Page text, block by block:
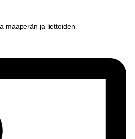
maaperän ja lietteiden